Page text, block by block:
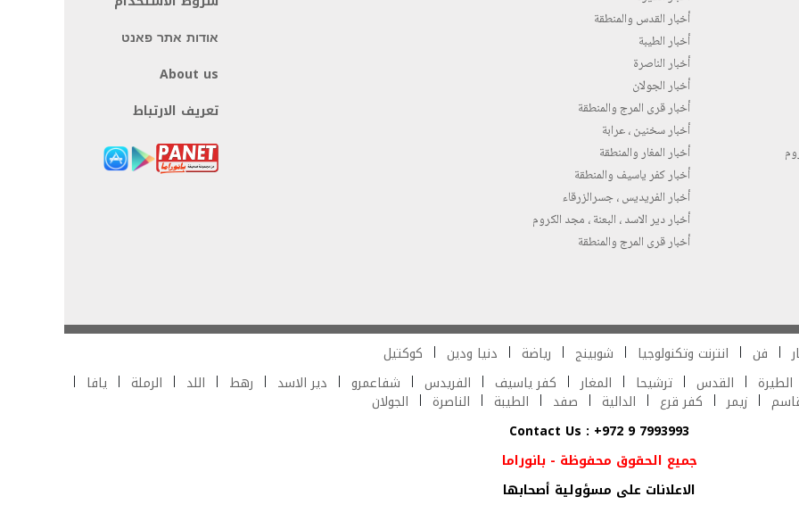
أخبار القدس والمنطقة
أخبار الطيبة
أخبار الناصرة
أخبار الجولان
أخبار قرى المرج والمنطقة
أخبار سخنين ، عرابة
أخبار المغار والمنطقة
أخبار كفر ياسيف والمنطقة
أخبار الفريديس ، جسرالزرقاء
أخبار دير الاسد ، البعنة ، مجد الكروم
أخبار قرى المرج والمنطقة
אודות אתר פאנט
About us
تعريف الارتباط
فن انترنت وتكنولوجيا شوبينج رياضة دنيا ودين
كوكتيل
الطيرة القدس ترشيحا المغار كفر ياسيف الفريدس شفاعمرو دير الاسد رهط اللد الرملة يافا
زيمر كفر قرع الدالية صفد الطيبة الناصرة
الجولان
Contact Us : +972 9 7993993
جميع الحقوق محفوظة - بانوراما
الاعلانات على مسؤولية أصحابها